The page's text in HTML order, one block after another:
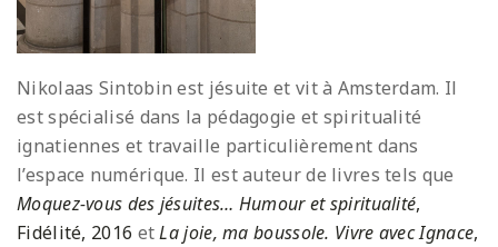
Nikolaas Sintobin est jésuite et vit à Amsterdam. Il
est spécialisé dans la pédagogie et spiritualité
ignatiennes et travaille particulièrement dans
l’espace numérique. Il est auteur de livres tels que
Moquez-vous des jésuites… Humour et spiritualité,
Fidélité, 2016 etLa joie, ma boussole. Vivre avec Ignace,